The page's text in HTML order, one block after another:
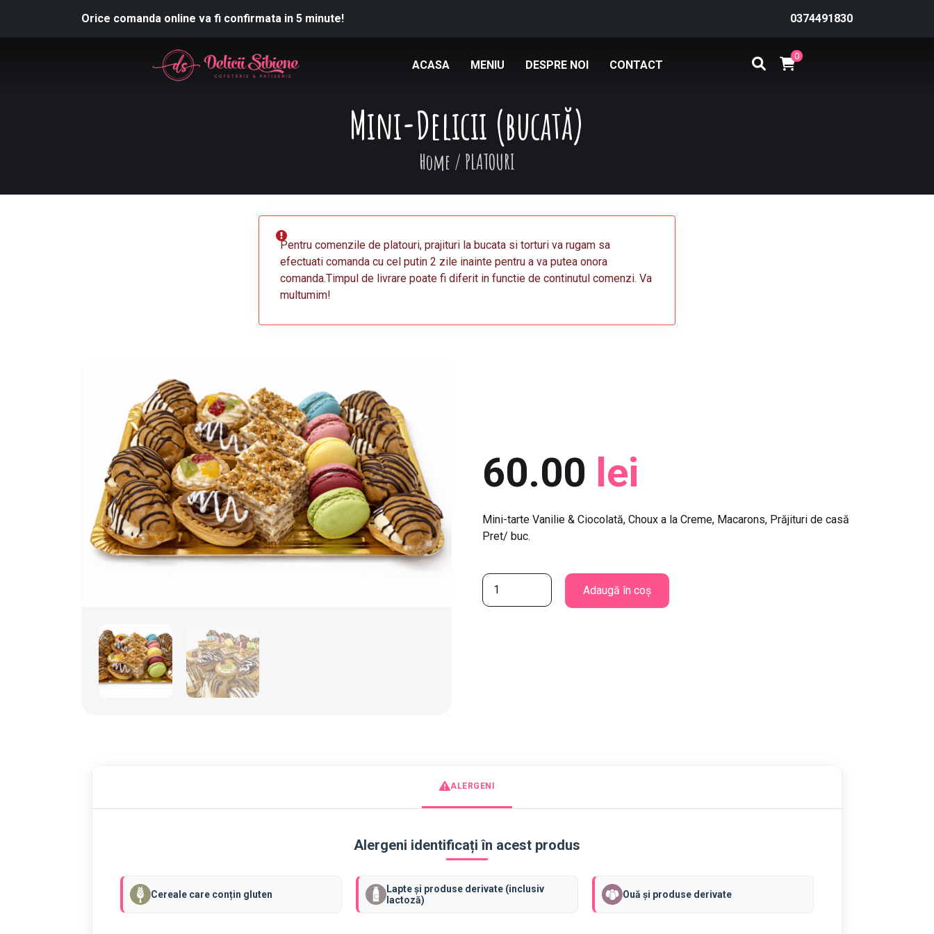
Orice comanda online va fi confirmata in 5 minute! 0374491830
ACASA MENIU DESPRE NOI CONTACT
0
Mini-Delicii (bucată)
Home / PLATOURI
Pentru comenzile de platouri, prajituri la bucata si torturi va rugam sa
efectuati comanda cu cel putin 2 zile inainte pentru a va putea onora
comanda.Timpul de livrare poate fi diferit in functie de continutul comenzi. Va
multumim!
60.00 lei
Mini-tarte Vanilie & Ciocolată, Choux a la Creme, Macarons, Prăjituri de casă
Pret/ buc.
C
a
i
l
i
Adaugă în coș
ALERGENI
Alergeni identificați în acest produs
Cereale care conțin gluten
Lapte și produse derivate (inclusiv
lactoză)
Ouă și produse derivate